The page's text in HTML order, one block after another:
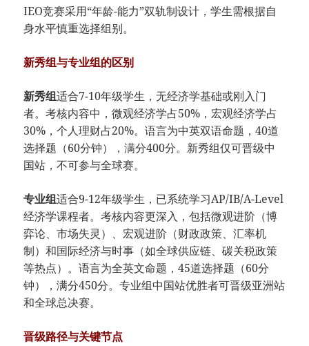
IEO竞赛采用“年龄-能力”双轨制设计，学生需根据自
身水平慎重选择组别。
新秀组与专业组的区别
新秀组适合7-10年级学生，无经济学基础或刚入门
者。考核内容中，微观经济学占50%，宏观经济学占
30%，个人理财占20%。语言为中英双语命题，40道
选择题（60分钟），满分400分。新秀组仅可晋级中
国站，不可参与全球赛。
专业组适合9-12年级学生，已系统学习AP/IB/A-Level
经济学课程者。考核内容更深入，包括微观进阶（博
弈论、市场失灵）、宏观进阶（财政政策、汇率机
制）和国际经济与时事（如全球供应链、碳关税政策
等热点）。语言为全英文命题，45道选择题（60分
钟），满分450分。专业组中国站优胜者可晋级亚洲站
和全球总决赛。
晋级路径与关键节点